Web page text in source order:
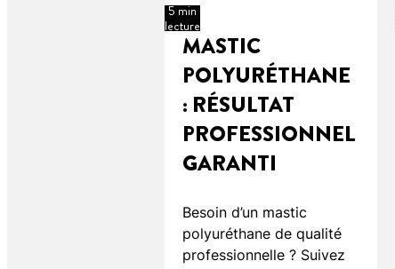
5 min
lecture
MASTIC
POLYURÉTHANE
: RÉSULTAT
PROFESSIONNEL
GARANTI
Besoin d’un mastic
polyuréthane de qualité
professionnelle ? Suivez